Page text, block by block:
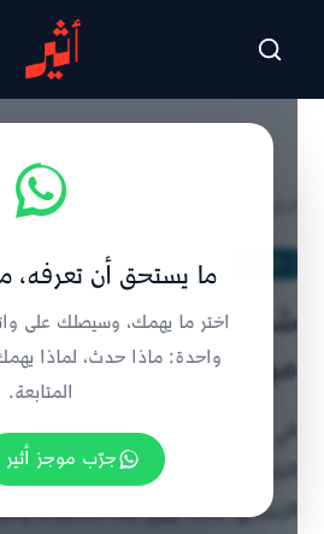
تخطى للمحتوى الرئيسي
شكوى عن نزول أرضية
ميدانية تكشف وافدًا
في واقعتين خلال
الشرقية 6500 ريال عماني
الرستاق عاملا يبيع تبغا ممضوغا
ما يستحق أن
اختر ما يهمك، وسيصلك على
واحدة: ماذا حدث، لماذا
المتابعة.
جرّب موجز أثير